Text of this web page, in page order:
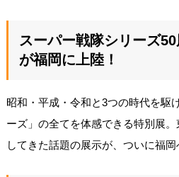
スーパー戦隊シリーズ
が福岡に上陸！
昭和・平成・令和と3つの時代を駆
ーズ」の全てを体感できる特別展
してきた話題の展示が、ついに福岡